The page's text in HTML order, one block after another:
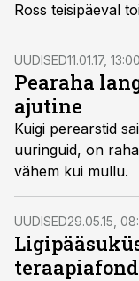
Ross teisipäeval
terviseteemadel
UUDISED11.01.17, 13:00
Pearaha
ajutine
Kuigi perearstid
uuringuid, on
vähem kui mullu.
UUDISED29.05.15,